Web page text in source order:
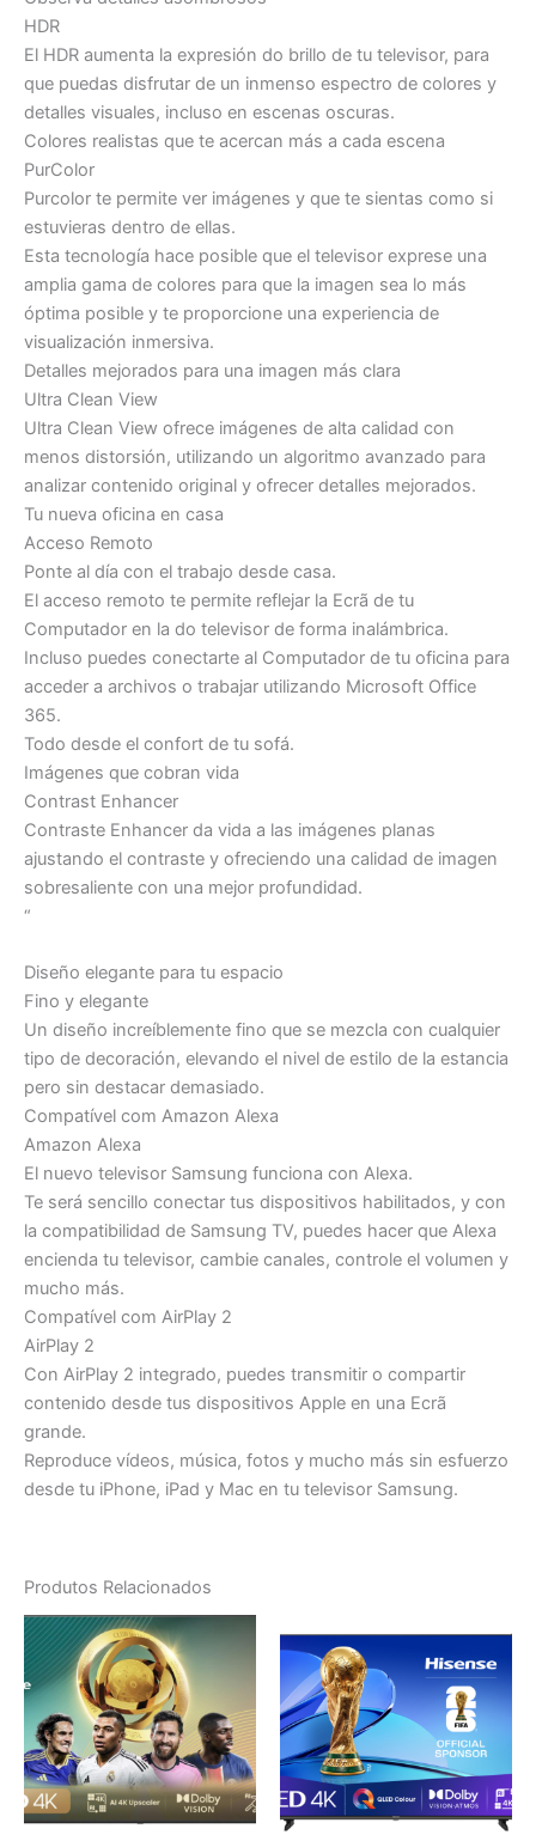
HDR
El HDR aumenta la expresión do brillo de tu televisor, para
que puedas disfrutar de un inmenso espectro de colores y
detalles visuales, incluso en escenas oscuras.
Colores realistas que te acercan más a cada escena
PurColor
Purcolor te permite ver imágenes y que te sientas como si
estuvieras dentro de ellas.
Esta tecnología hace posible que el televisor exprese una
amplia gama de colores para que la imagen sea lo más
óptima posible y te proporcione una experiencia de
visualización inmersiva.
Detalles mejorados para una imagen más clara
Ultra Clean View
Ultra Clean View ofrece imágenes de alta calidad con
menos distorsión, utilizando un algoritmo avanzado para
analizar contenido original y ofrecer detalles mejorados.
Tu nueva oficina en casa
Acceso Remoto
Ponte al día con el trabajo desde casa.
El acceso remoto te permite reflejar la Ecrã de tu
Computador en la do televisor de forma inalámbrica.
Incluso puedes conectarte al Computador de tu oficina para
acceder a archivos o trabajar utilizando Microsoft Office
365.
Todo desde el confort de tu sofá.
Imágenes que cobran vida
Contrast Enhancer
Contraste Enhancer da vida a las imágenes planas
ajustando el contraste y ofreciendo una calidad de imagen
sobresaliente con una mejor profundidad.
“
Diseño elegante para tu espacio
Fino y elegante
Un diseño increíblemente fino que se mezcla con cualquier
tipo de decoración, elevando el nivel de estilo de la estancia
pero sin destacar demasiado.
Compatível com Amazon Alexa
Amazon Alexa
El nuevo televisor Samsung funciona con Alexa.
Te será sencillo conectar tus dispositivos habilitados, y con
la compatibilidad de Samsung TV, puedes hacer que Alexa
encienda tu televisor, cambie canales, controle el volumen y
mucho más.
Compatível com AirPlay 2
AirPlay 2
Con AirPlay 2 integrado, puedes transmitir o compartir
contenido desde tus dispositivos Apple en una Ecrã
grande.
Reproduce vídeos, música, fotos y mucho más sin esfuerzo
desde tu iPhone, iPad y Mac en tu televisor Samsung.
Produtos Relacionados